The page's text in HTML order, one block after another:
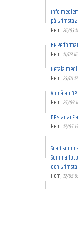
Info
på Grimsta
Hem,26/03
BP
Hem, 11/03
Betala
Hem,23/01
Anmälan
Hem,25/09
BP startar
Hem, 12/05
Snart
och Grimsta
Hem, 12/05